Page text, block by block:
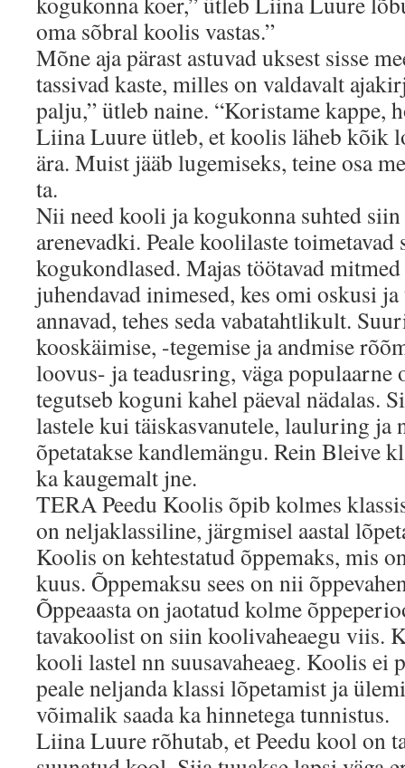
oma sõbral koolis vastas.”
Mõne aja pärast astuvad uksest sisse
tassivad kaste, milles on valdavalt
palju,” ütleb naine. “Koristame kappe,
Liina Luure ütleb, et koolis läheb kõik
ära. Muist jääb lugemiseks, teine osa
ta.
Nii need kooli ja kogukonna suhted
arenevadki. Peale koolilaste toimetavad
kogukondlased. Majas töötavad
juhendavad inimesed, kes omi oskusi
annavad, tehes seda vabatahtlikult.
kooskäimise, -tegemise ja andmise
loovus- ja teadusring, väga
tegutseb koguni kahel päeval nädalas.
lastele kui täiskasvanutele, lauluring ja
õpetatakse kandlemängu. Rein Bleive
ka kaugemalt jne.
TERA Peedu Koolis õpib kolmes
on neljaklassiline, järgmisel aastal
Koolis on kehtestatud õppemaks, mis
kuus. Õppemaksu sees on nii
Õppeaasta on jaotatud kolme
tavakoolist on siin koolivaheaegu viis.
kooli lastel nn suusavaheaeg. Koolis ei
peale neljanda klassi lõpetamist ja
võimalik saada ka hinnetega tunnistus.
Liina Luure rõhutab, et Peedu kool on